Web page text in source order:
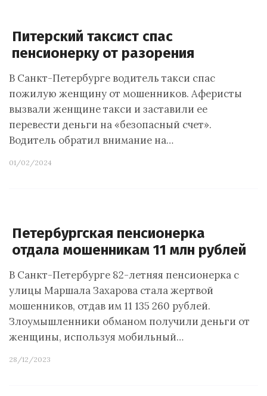
Питерский таксист спас
пенсионерку от разорения
В Санкт-Петербурге водитель такси спас
пожилую женщину от мошенников. Аферисты
вызвали женщине такси и заставили ее
перевести деньги на «безопасный счет».
Водитель обратил внимание на…
01/02/2024
Петербургская пенсионерка
отдала мошенникам 11 млн рублей
В Санкт-Петербурге 82-летняя пенсионерка с
улицы Маршала Захарова стала жертвой
мошенников, отдав им 11 135 260 рублей.
Злоумышленники обманом получили деньги от
женщины, используя мобильный…
28/12/2023